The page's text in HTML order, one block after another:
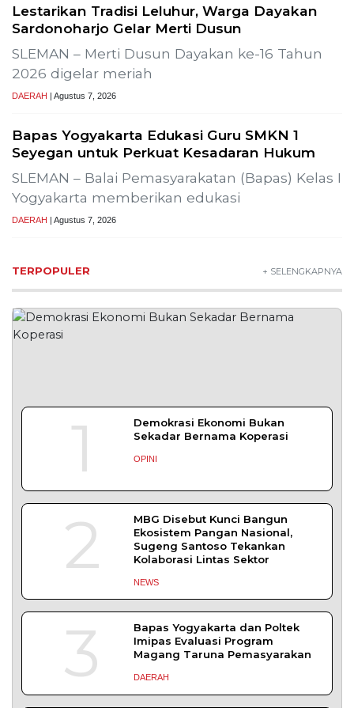
Lestarikan Tradisi Leluhur, Warga Dayakan
Sardonoharjo Gelar Merti Dusun
SLEMAN – Merti Dusun Dayakan ke-16 Tahun
2026 digelar meriah
DAERAH | Agustus 7, 2026
Bapas Yogyakarta Edukasi Guru SMKN 1
Seyegan untuk Perkuat Kesadaran Hukum
SLEMAN – Balai Pemasyarakatan (Bapas) Kelas I
Yogyakarta memberikan edukasi
DAERAH | Agustus 7, 2026
TERPOPULER + SELENGKAPNYA
1
Demokrasi Ekonomi Bukan
Sekadar Bernama Koperasi
OPINI
2
MBG Disebut Kunci Bangun
Ekosistem Pangan Nasional,
Sugeng Santoso Tekankan
Kolaborasi Lintas Sektor
NEWS
3
Bapas Yogyakarta dan Poltek
Imipas Evaluasi Program
Magang Taruna Pemasyarakan
DAERAH